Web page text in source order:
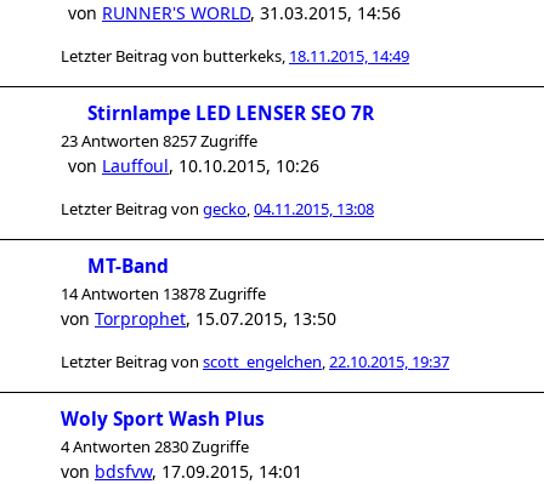
von RUNNER'S WORLD, 31.03.2015, 14:56
Letzter Beitrag von butterkeks, 18.11.2015, 14:49
Stirnlampe LED LENSER SEO 7R
23 Antworten 8257 Zugriffe
von Lauffoul, 10.10.2015, 10:26
Letzter Beitrag von gecko,04.11.2015, 13:08
MT-Band
14 Antworten 13878 Zugriffe
von Torprophet, 15.07.2015, 13:50
Letzter Beitrag von scott_engelchen,22.10.2015, 19:37
Woly Sport Wash Plus
4 Antworten 2830 Zugriffe
von bdsfvw, 17.09.2015, 14:01